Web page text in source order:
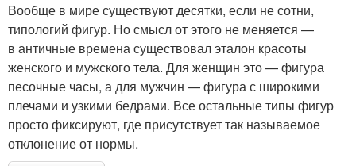
Вообще в мире существуют десятки, если не сотни,
типологий фигур. Но смысл от этого не меняется —
в античные времена существовал эталон красоты
женского и мужского тела. Для женщин это — фигура
песочные часы, а для мужчин — фигура с широкими
плечами и узкими бедрами. Все остальные типы фигур
просто фиксируют, где присутствует так называемое
отклонение от нормы.